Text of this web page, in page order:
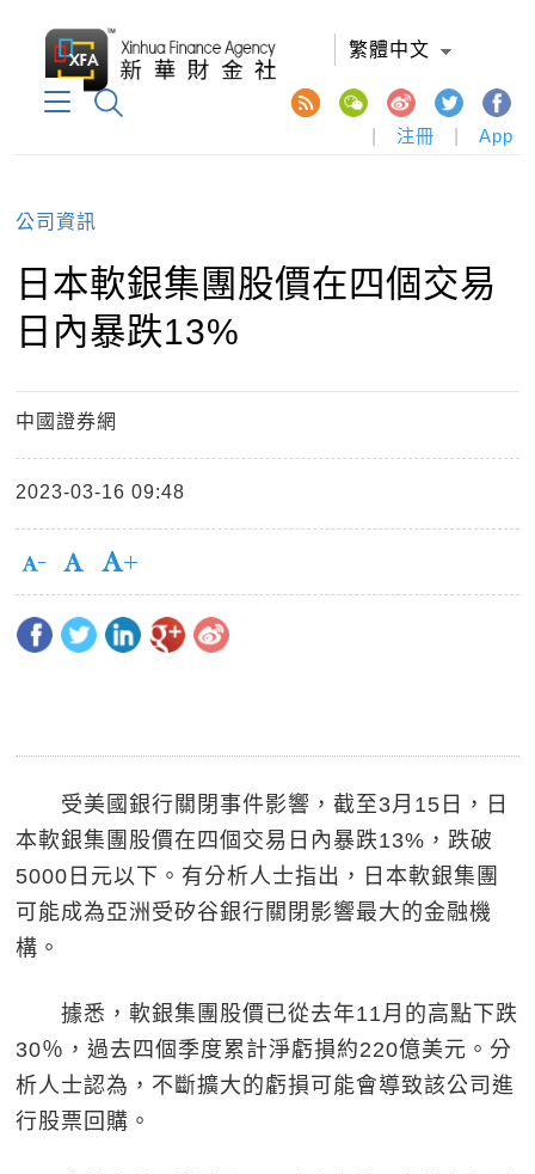
繁體中文
注冊 App
公司資訊
日本軟銀集團股價在四個交易
日內暴跌13%
中國證券網
2023-03-16 09:48
受美國銀行關閉事件影響，截至3月15日，日
本軟銀集團股價在四個交易日內暴跌13%，跌破
5000日元以下。有分析人士指出，日本軟銀集團
可能成為亞洲受矽谷銀行關閉影響最大的金融機
構。
據悉，軟銀集團股價已從去年11月的高點下跌
30％，過去四個季度累計淨虧損約220億美元。分
析人士認為，不斷擴大的虧損可能會導致該公司進
行股票回購。